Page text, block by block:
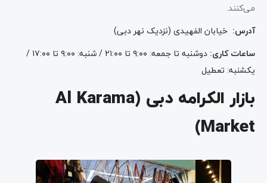
می‌کنند.
آدرس: خیابان الفهیدی (نزدیک نهر دبی)
ساعات کاری:
دوشنبه تا جمعه: ۹:۰۰ تا ۲۱:۰۰ / شنبه: ۹:۰۰ تا ۱۷:۰۰ /
یکشنبه: تعطیل
بازار الکرامه دبی (Al Karama
Market)